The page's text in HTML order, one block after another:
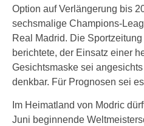
Option auf Verlängerung bis
sechsmalige Champions-
Real Madrid. Die Sportzeitung
berichtete, der Einsatz einer
Gesichtsmaske sei
denkbar. Für Prognosen sei
Im Heimatland von Modric
Juni beginnende